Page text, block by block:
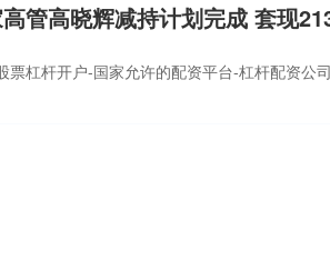
管高晓辉减持计划完成 套现
票杠杆开户-国家允许的配资平台-杠杆配资公司